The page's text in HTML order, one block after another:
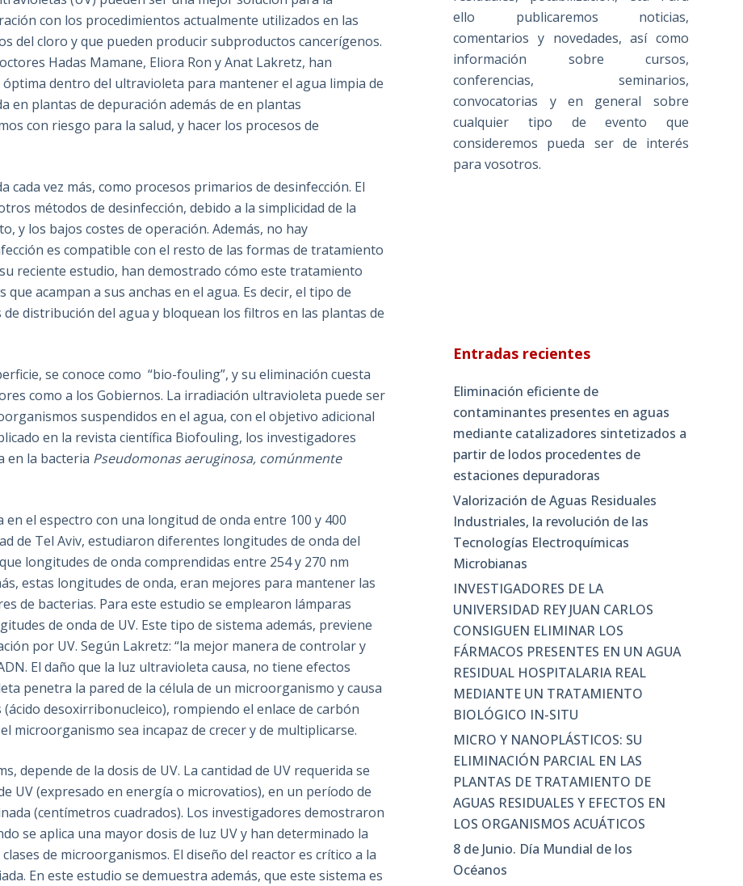
con los procedimientos actualmente utilizados en las
del cloro y que pueden producir subproductos cancerígenos.
Hadas Mamane, Eliora Ron y Anat Lakretz, han
dentro del ultravioleta para mantener el agua limpia de
en plantas de depuración además de en plantas
con riesgo para la salud, y hacer los procesos de
vez más, como procesos primarios de desinfección. El
métodos de desinfección, debido a la simplicidad de la
y los bajos costes de operación. Además, no hay
es compatible con el resto de las formas de tratamiento
reciente estudio, han demostrado cómo este tratamiento
acampan a sus anchas en el agua. Es decir, el tipo de
distribución del agua y bloquean los filtros en las plantas de
se conoce como “bio-fouling”, y su eliminación cuesta
como a los Gobiernos. La irradiación ultravioleta puede ser
suspendidos en el agua, con el objetivo adicional
en la revista científica Biofouling, los investigadores
en la bacteria Pseudomonas aeruginosa, comúnmente
el espectro con una longitud de onda entre 100 y 400
de Tel Aviv, estudiaron diferentes longitudes de onda del
longitudes de onda comprendidas entre 254 y 270 nm
estas longitudes de onda, eran mejores para mantener las
de bacterias. Para este estudio se emplearon lámparas
de onda de UV. Este tipo de sistema además, previene
por UV. Según Lakretz: “la mejor manera de controlar y
El daño que la luz ultravioleta causa, no tiene efectos
penetra la pared de la célula de un microorganismo y causa
desoxirribonucleico), rompiendo el enlace de carbón
microorganismo sea incapaz de crecer y de multiplicarse.
depende de la dosis de UV. La cantidad de UV requerida se
UV (expresado en energía o microvatios), en un período de
(centímetros cuadrados). Los investigadores demostraron
se aplica una mayor dosis de luz UV y han determinado la
de microorganismos. El diseño del reactor es crítico a la
En este estudio se demuestra además, que este sistema es
ello publicaremos noticias,
comentarios y novedades, así como
información sobre cursos,
conferencias, seminarios,
convocatorias y en general sobre
cualquier tipo de evento que
consideremos pueda ser de interés
para vosotros.
Entradas recientes
Eliminación eficiente de
contaminantes presentes en aguas
mediante catalizadores sintetizados a
partir de lodos procedentes de
estaciones depuradoras
Valorización de Aguas Residuales
Industriales, la revolución de las
Tecnologías Electroquímicas
Microbianas
INVESTIGADORES DE LA
UNIVERSIDAD REY JUAN CARLOS
CONSIGUEN ELIMINAR LOS
FÁRMACOS PRESENTES EN UN AGUA
RESIDUAL HOSPITALARIA REAL
MEDIANTE UN TRATAMIENTO
BIOLÓGICO IN-SITU
MICRO Y NANOPLÁSTICOS: SU
ELIMINACIÓN PARCIAL EN LAS
PLANTAS DE TRATAMIENTO DE
AGUAS RESIDUALES Y EFECTOS EN
LOS ORGANISMOS ACUÁTICOS
8 de Junio. Día Mundial de los
Océanos